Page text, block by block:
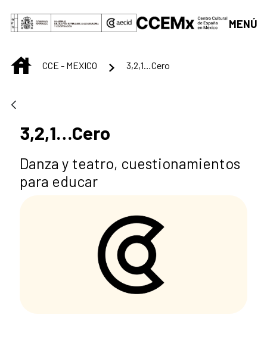
Saltar al contenido principal
MENÚ
INICIOCCE - MEXICO 3,2,1…Cero
3,2,1…Cero
Danza y teatro, cuestionamientos
para educar